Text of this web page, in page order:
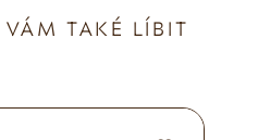
TAKÉ LÍBIT